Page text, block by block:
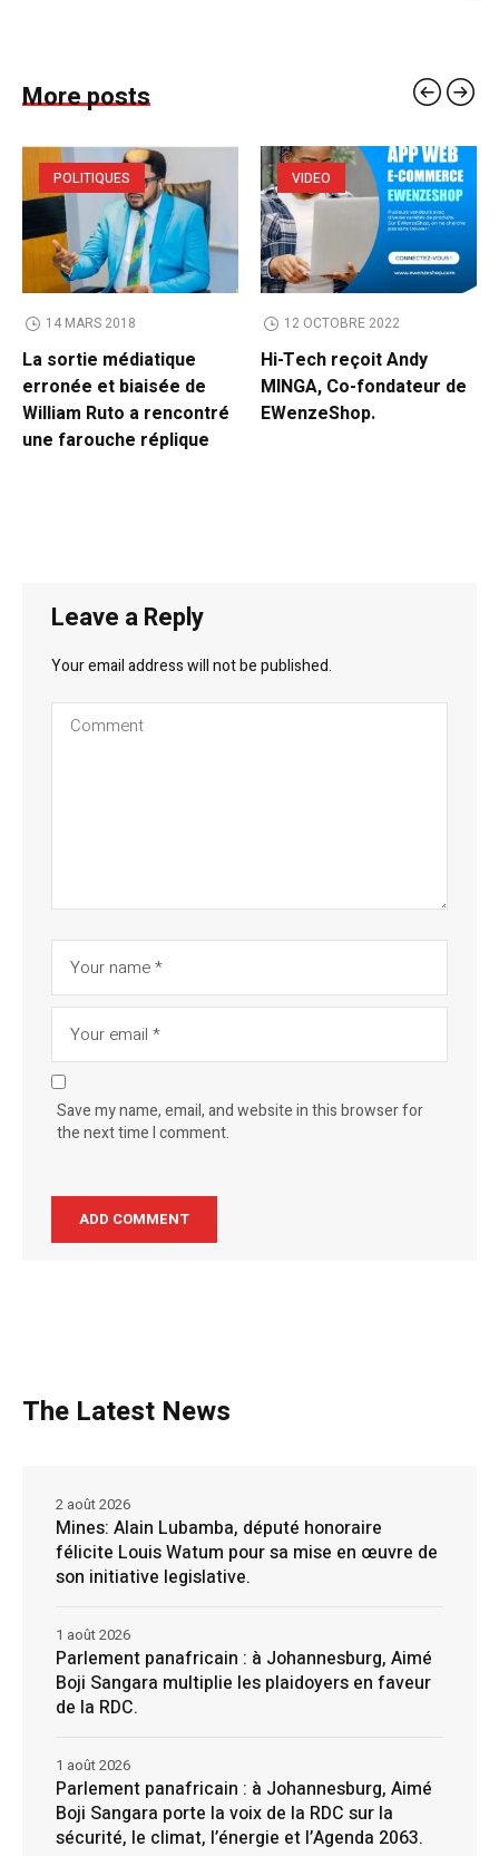
More posts
POLITIQUES
14 MARS 2018
La sortie médiatique
erronée et biaisée de
William Ruto a rencontré
une farouche réplique
VIDEO
12 OCTOBRE 2022
Hi-Tech reçoit Andy
MINGA, Co-fondateur de
EWenzeShop.
Leave a Reply
Your email address will not be published.
Save my name, email, and website in this browser for
the next time I comment.
The Latest News
Mines: Alain Lubamba, député honoraire
félicite Louis Watum pour sa mise en œuvre de
son initiative legislative.
2 août 2026
Parlement panafricain : à Johannesburg, Aimé
Boji Sangara multiplie les plaidoyers en faveur
de la RDC.
1 août 2026
Parlement panafricain : à Johannesburg, Aimé
Boji Sangara porte la voix de la RDC sur la
sécurité, le climat, l’énergie et l’Agenda 2063.
1 août 2026